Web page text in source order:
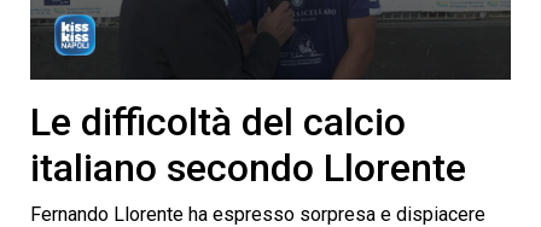
seconds
minutes,
11
seconds
Le difficoltà del calcio
italiano secondo Llorente
Fernando Llorente ha espresso sorpresa e dispiacere